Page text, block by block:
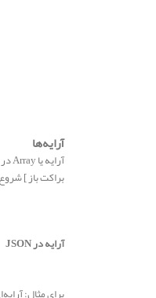
آرایه‌ها
براکت باز ]
آرایه در JSON
برای مثال: